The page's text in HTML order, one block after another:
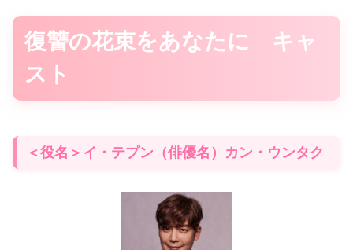
復讐の花束をあなたに キャ
スト
＜役名＞イ・テプン（俳優名）カン・ウンタク